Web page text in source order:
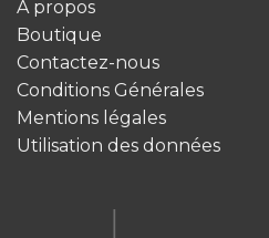
À propos
Boutique
Contactez-nous
Conditions Générales
Mentions légales
Utilisation des données